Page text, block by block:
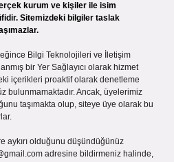
kurum ve kişiler ile isim
Sitemizdeki bilgiler taslak
Bilgi Teknolojileri ve İletişim
bir Yer Sağlayıcı olarak hizmet
içerikleri proaktif olarak denetleme
bulunmamaktadır. Ancak, üyelerimiz
taşımakta olup, siteye üye olarak bu
aykırı olduğunu düşündüğünüz
adresine bildirmeniz halinde,